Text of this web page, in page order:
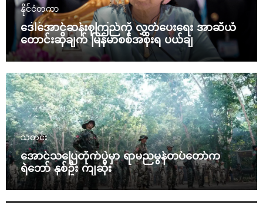
နိုင်ငံတကာ
ဒေါ်အောင်ဆန်းစုကြည်ကို လွှတ်ပေးရေး အာဆီယံ
တောင်းဆိုချက် မြန်မာစစ်အစိုးရ ပယ်ချ
သတင်း
အောင်သပြေတိုက်ပွဲမှာ ရာမညမွန်တပ်တော်က
ရဲဘော် နှစ်ဦး ကျဆုံး